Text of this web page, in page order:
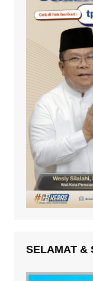
SELAMAT &